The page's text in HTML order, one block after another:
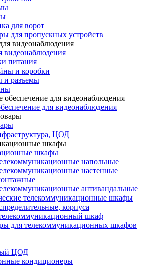
для ворот
для пропускных устройств
видеонаблюдения
питания
и коробки
и разъемы
для видеонаблюдения
ЦОД
шкафы
напольные
настенные
антивандальные
телекоммуникационные шкафы
корпуса
шкаф
для телекоммуникационных шкафов
ЦОД
кондиционеры